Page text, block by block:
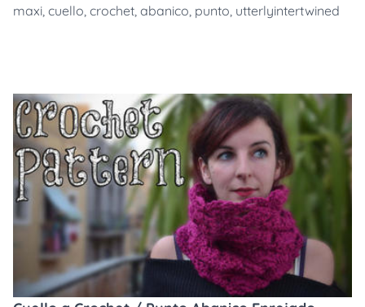
maxi, cuello, crochet, abanico, punto, utterlyintertwined